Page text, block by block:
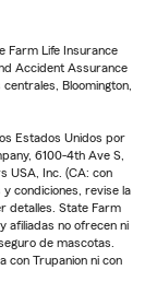
Farm Life Insurance
Accident Assurance
Bloomington,
Estados Unidos por
6100-4th Ave S,
USA, Inc. (CA: con
y condiciones, revise la
detalles. State Farm
afiliadas no ofrecen ni
de mascotas.
con Trupanion ni con